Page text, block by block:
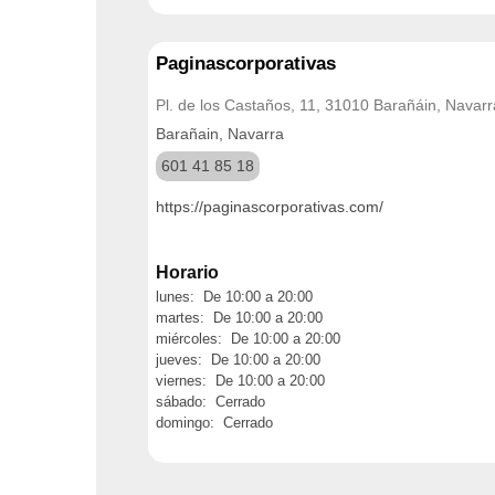
Paginascorporativas
Pl. de los Castaños, 11, 31010 Barañáin,
Barañain, Navarra
601 41 85 18
https://paginascorporativas.com/
Horario
lunes: De 10:00 a 20:00
martes: De 10:00 a 20:00
miércoles: De 10:00 a 20:00
jueves: De 10:00 a 20:00
viernes: De 10:00 a 20:00
sábado: Cerrado
domingo: Cerrado